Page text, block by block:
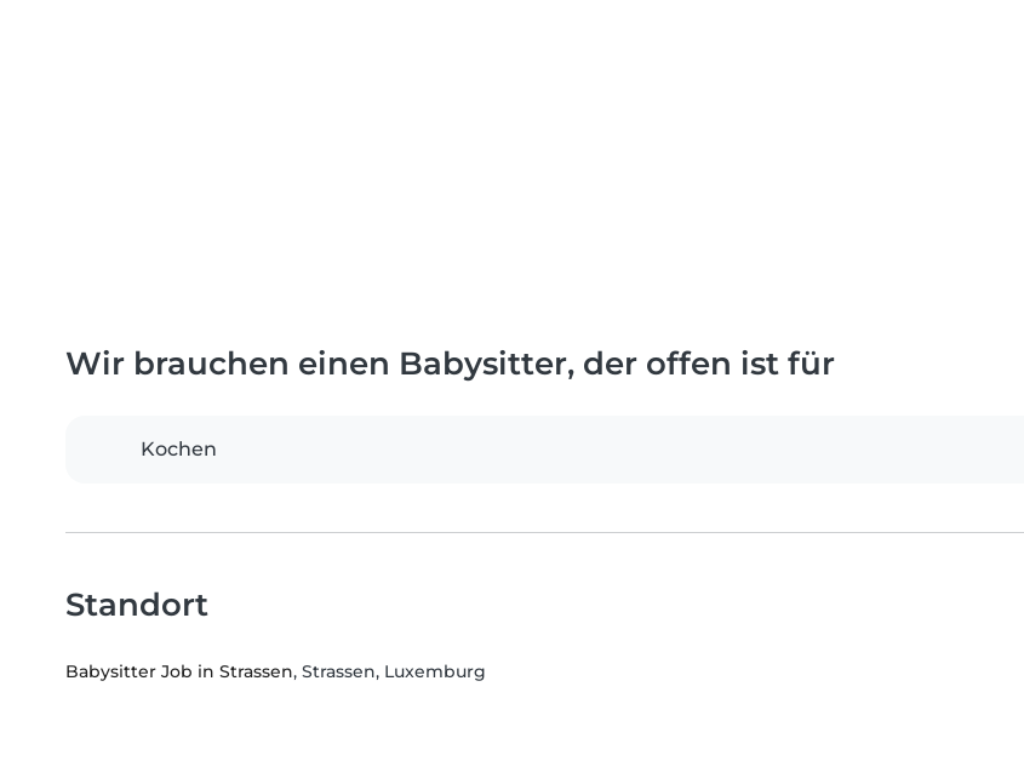
Wir brauchen einen Babysitter, der offen ist für
Kochen
Standort
Babysitter Job in Strassen, Strassen, Luxemburg